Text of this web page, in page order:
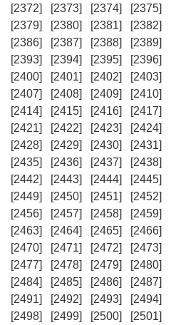
[2372]
[2373] [2374] [2375]
[2379]
[2380] [2381] [2382]
[2386]
[2387] [2388] [2389]
[2393]
[2394] [2395] [2396]
[2400]
[2401] [2402] [2403]
[2407]
[2408] [2409] [2410]
[2414]
[2415] [2416] [2417]
[2421]
[2422] [2423] [2424]
[2428]
[2429] [2430] [2431]
[2435]
[2436] [2437] [2438]
[2442]
[2443] [2444] [2445]
[2449]
[2450] [2451] [2452]
[2456]
[2457] [2458] [2459]
[2463]
[2464] [2465] [2466]
[2470]
[2471] [2472] [2473]
[2477]
[2478] [2479] [2480]
[2484]
[2485] [2486] [2487]
[2491]
[2492] [2493] [2494]
[2498]
[2499] [2500] [2501]